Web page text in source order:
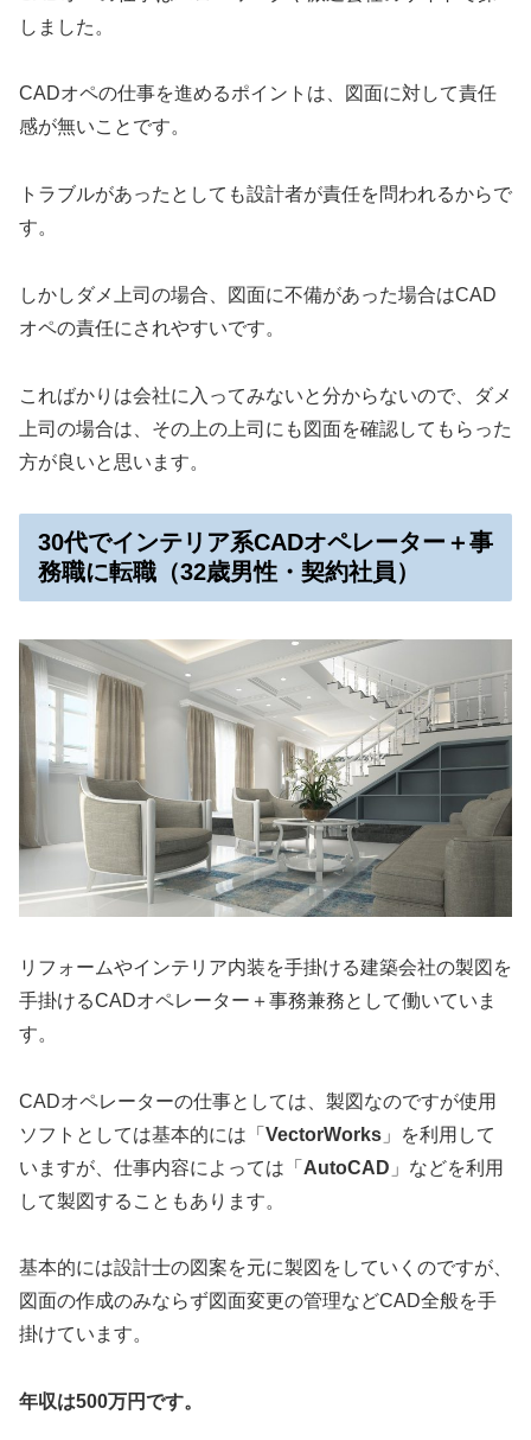
しました。
CADオペの仕事を進めるポイントは、図面に対して責任
感が無いことです。
トラブルがあったとしても設計者が責任を問われるからで
す。
しかしダメ上司の場合、図面に不備があった場合はCAD
オペの責任にされやすいです。
こればかりは会社に入ってみないと分からないので、ダメ
上司の場合は、その上の上司にも図面を確認してもらった
方が良いと思います。
30代でインテリア系CADオペレーター＋事
務職に転職（32歳男性・契約社員）
リフォームやインテリア内装を手掛ける建築会社の製図を
手掛けるCADオペレーター＋事務兼務として働いていま
す。
CADオペレーターの仕事としては、製図なのですが使用
ソフトとしては基本的には「 VectorWorks 」を利用して
いますが、仕事内容によっては「 AutoCAD 」などを利用
して製図することもあります。
基本的には設計士の図案を元に製図をしていくのですが、
図面の作成のみならず図面変更の管理などCAD全般を手
掛けています。
年収は500万円です。